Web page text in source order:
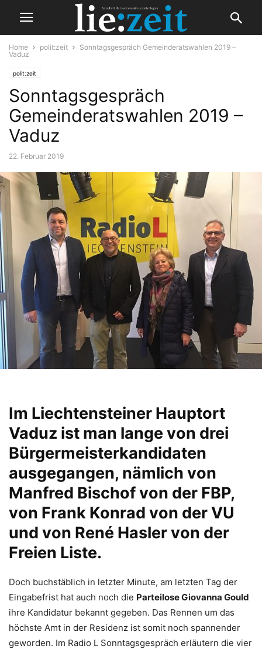
Home polit:zeit
Sonntagsgespräch Gemeinderatswahlen 2019 –
Vaduz
polit:zeit
Sonntagsgespräch
Gemeinderatswahlen 2019 –
Vaduz
22. Februar 2019
Im Liechtensteiner Hauptort
Vaduz ist man lange von drei
Bürgermeisterkandidaten
ausgegangen, nämlich von
Manfred Bischof von der FBP,
von Frank Konrad von der VU
und von René Hasler von der
Freien Liste.
Doch buchstäblich in letzter Minute, am letzten Tag der
Eingabefrist hat auch noch die Parteilose Giovanna Gould
ihre Kandidatur bekannt gegeben. Das Rennen um das
höchste Amt in der Residenz ist somit noch spannender
geworden. Im Radio L Sonntagsgespräch erläutern die vier